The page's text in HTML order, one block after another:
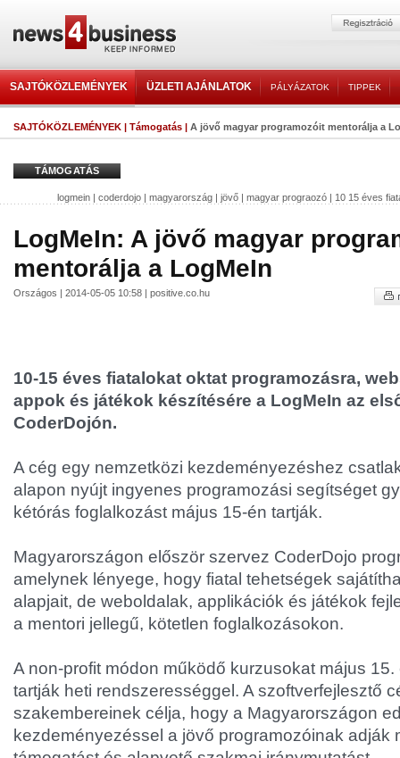
SAJTÓKÖZLEMÉNYEK ÜZLETI AJÁNLATOK PÁLYÁZATOK TIPPEK
SAJTÓKÖZLEMÉNYEK | Támogatás | A jövő magyar programozóit mentorálja a
TÁMOGATÁS
logmein | coderdojo | magyarország | jövő | magyar prograozó | 10 15 éves
LogMeIn: A jövő magyar
mentorálja a LogMeIn
Országos | 2014-05-05 10:58 | positive.co.hu
10-15 éves fiatalokat oktat programozásra,
appok és játékok készítésére a LogMeIn az
CoderDojón.
A cég egy nemzetközi kezdeményezéshez
alapon nyújt ingyenes programozási segítséget
kétórás foglalkozást május 15-én tartják.
Magyarországon először szervez CoderDojo
amelynek lényege, hogy fiatal tehetségek
alapjait, de weboldalak, applikációk és játékok
a mentori jellegű, kötetlen foglalkozásokon.
A non-profit módon működő kurzusokat május
tartják heti rendszerességgel. A szoftverfejlesztő
szakembereinek célja, hogy a Magyarországon
kezdeményezéssel a jövő programozóinak adják